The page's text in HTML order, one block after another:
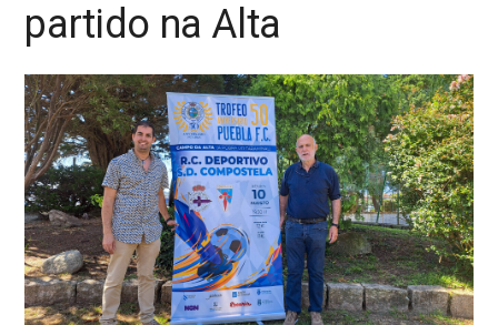
partido na Alta